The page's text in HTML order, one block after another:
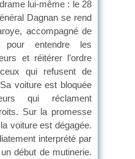
lui-même : le 28
Dagnan se rend
accompagné de
pour entendre les
et réitérer l’ordre
qui refusent de
voiture est bloquée
qui réclament
Sur la promesse
voiture est dégagée.
interprété par
début de mutinerie.